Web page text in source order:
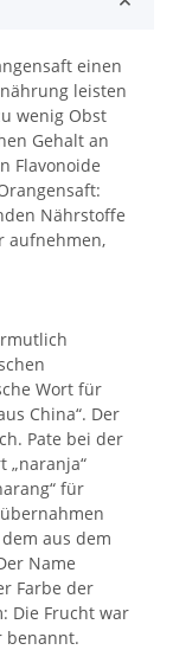
einen
leisten
wenig Obst
Gehalt an
Flavonoide
Nährstoffe
aufnehmen,
Wort für
China“. Der
Pate bei der
„naranja“
für
aus dem
Name
Farbe der
Die Frucht war
benannt.